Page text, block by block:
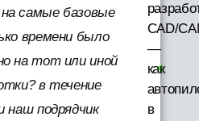
самые базовые
времени было
на тот или иной
в течение
наш подрядчик
CAD/
—
как
в